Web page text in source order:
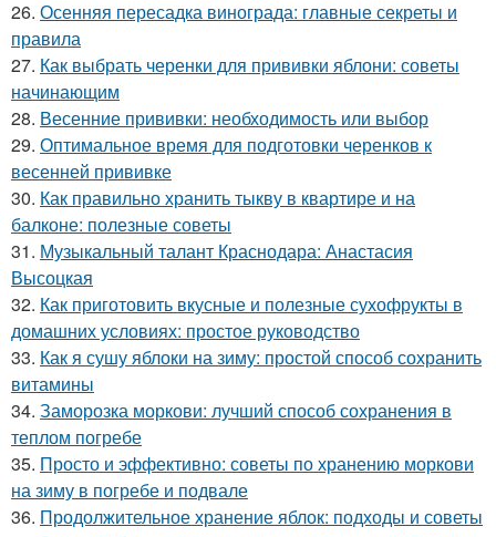
26. Осенняя пересадка винограда: главные секреты и
правила
27. Как выбрать черенки для прививки яблони: советы
начинающим
28. Весенние прививки: необходимость или выбор
29. Оптимальное время для подготовки черенков к
весенней прививке
30. Как правильно хранить тыкву в квартире и на
балконе: полезные советы
31. Музыкальный талант Краснодара: Анастасия
Высоцкая
32. Как приготовить вкусные и полезные сухофрукты в
домашних условиях: простое руководство
33. Как я сушу яблоки на зиму: простой способ сохранить
витамины
34. Заморозка моркови: лучший способ сохранения в
теплом погребе
35. Просто и эффективно: советы по хранению моркови
на зиму в погребе и подвале
36. Продолжительное хранение яблок: подходы и советы